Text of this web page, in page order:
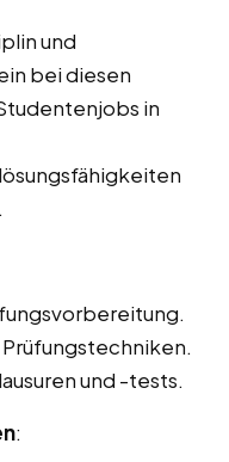
und
bei diesen
in
und -tests.
: